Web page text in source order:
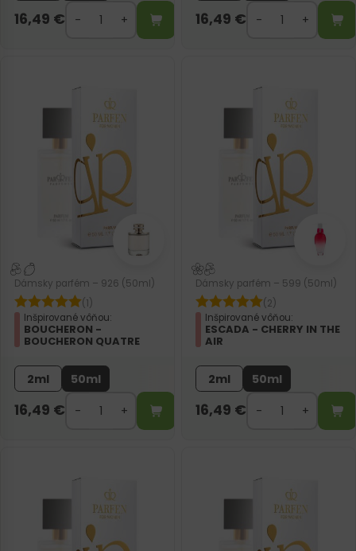
16,49 € 16,49 €
Dámsky parfém – 926 (50ml)
(1)
Inšpirované vôňou:
BOUCHERON -
BOUCHERON QUATRE
2ml 50ml
16,49 €
Dámsky parfém – 599 (50ml)
(2)
Inšpirované vôňou:
ESCADA - CHERRY IN THE
AIR
2ml 50ml
16,49 €